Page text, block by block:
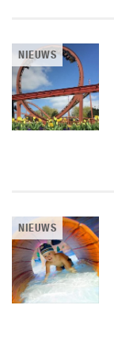
NIEUWS
NIEUWS